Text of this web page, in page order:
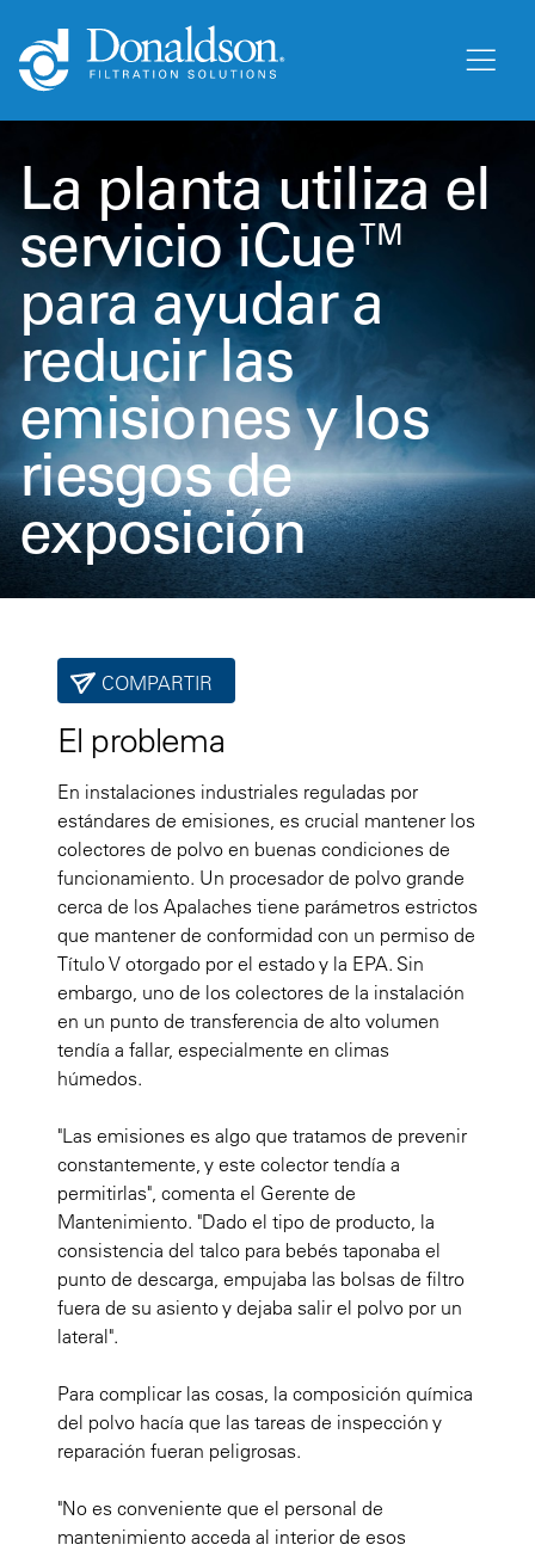
La planta utiliza el
servicio iCue™
para ayudar a
reducir las
emisiones y los
riesgos de
exposición
COMPARTIR
El problema
En instalaciones industriales reguladas por
estándares de emisiones, es crucial mantener los
colectores de polvo en buenas condiciones de
funcionamiento. Un procesador de polvo grande
cerca de los Apalaches tiene parámetros estrictos
que mantener de conformidad con un permiso de
Título V otorgado por el estado y la EPA. Sin
embargo, uno de los colectores de la instalación
en un punto de transferencia de alto volumen
tendía a fallar, especialmente en climas
húmedos.
"Las emisiones es algo que tratamos de prevenir
constantemente, y este colector tendía a
permitirlas", comenta el Gerente de
Mantenimiento. "Dado el tipo de producto, la
consistencia del talco para bebés taponaba el
punto de descarga, empujaba las bolsas de filtro
fuera de su asiento y dejaba salir el polvo por un
lateral".
Para complicar las cosas, la composición química
del polvo hacía que las tareas de inspección y
reparación fueran peligrosas.
"No es conveniente que el personal de
mantenimiento acceda al interior de esos